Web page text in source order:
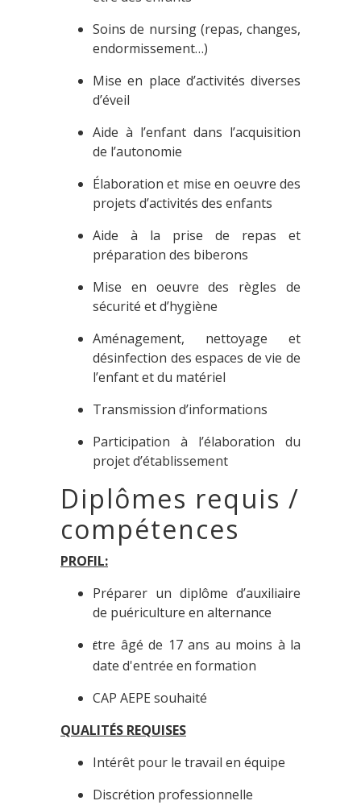
Soins de nursing (repas, changes,
endormissement…)
Mise en place d’activités diverses
d’éveil
Aide à l’enfant dans l’acquisition
de l’autonomie
Élaboration et mise en oeuvre des
projets d’activités des enfants
Aide à la prise de repas et
préparation des biberons
Mise en oeuvre des règles de
sécurité et d’hygiène
Aménagement, nettoyage et
désinfection des espaces de vie de
l’enfant et du matériel
Transmission d’informations
Participation à l’élaboration du
projet d’établissement
Diplômes requis /
compétences
PROFIL:
Préparer un diplôme d’auxiliaire
de puériculture en alternance
Être âgé de 17 ans au moins à la
date d'entrée en formation
CAP AEPE souhaité
QUALITÉS REQUISES
Intérêt pour le travail en équipe
Discrétion professionnelle